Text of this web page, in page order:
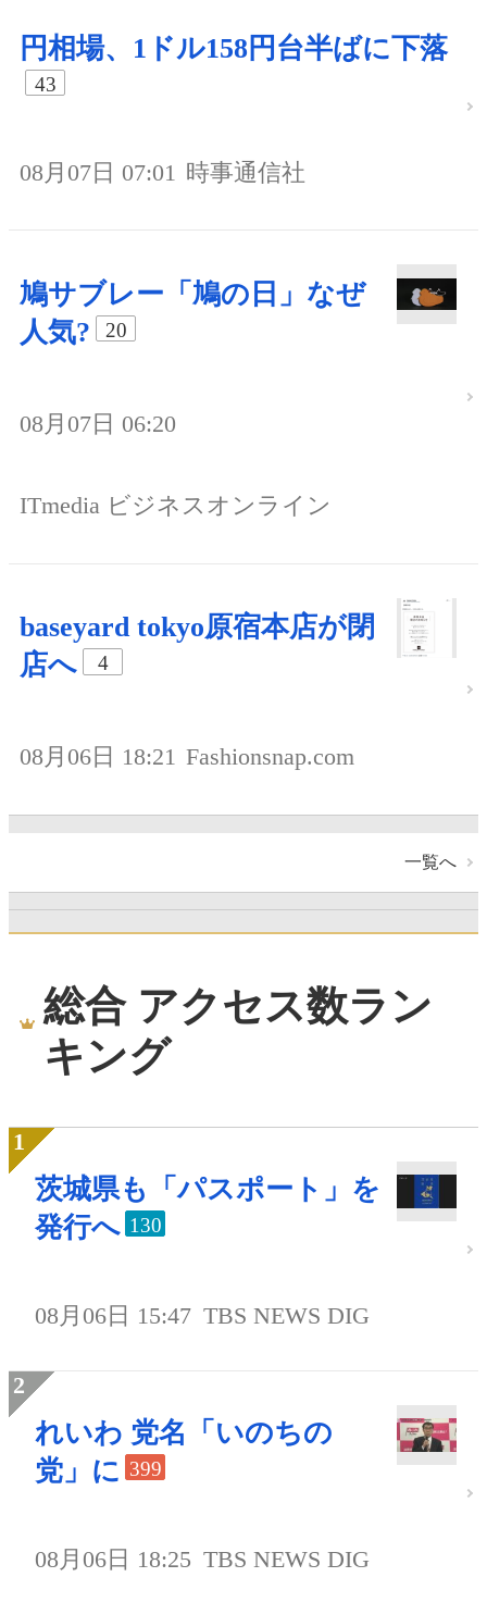
円相場、1ドル158円台半ばに下落
43
08月07日 07:01 時事通信社
鳩サブレー「鳩の日」なぜ
人気?
20
08月07日 06:20
ITmedia ビジネスオンライン
baseyard tokyo原宿本店が閉
店へ
4
08月06日 18:21 Fashionsnap.com
一覧へ
総合 アクセス数ラン
キング
茨城県も「パスポート」を
発行へ 130
08月06日 15:47 TBS NEWS DIG
れいわ 党名「いのちの
党」に 399
08月06日 18:25 TBS NEWS DIG